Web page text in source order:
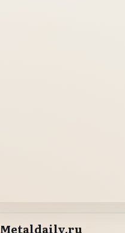
Metaldaily.ru